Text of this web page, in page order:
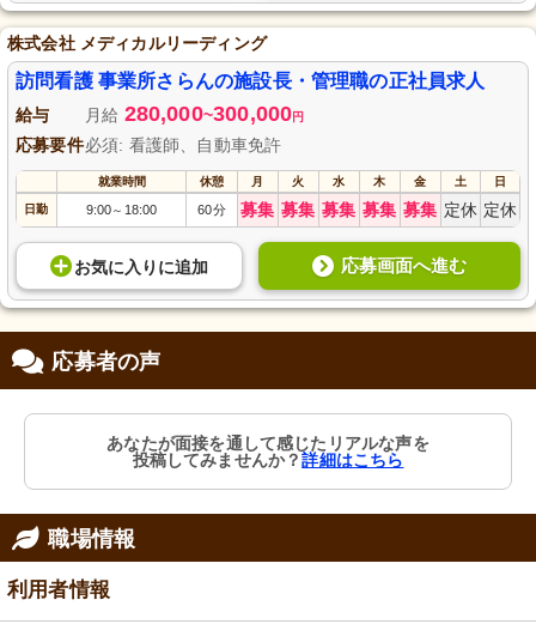
株式会社 メディカルリーディング
訪問看護 事業所さらんの施設長・管理職の正社員求人
給与 月給 280,000~300,000円
応募要件必須: 看護師、自動車免許
就業時間 休憩 月 火 水 木 金 土 日
日勤 9:00～ 18:00 60分 募集 募集 募集 募集 募集 定休 定休
お気に入り に追加 応募画面へ進む
応募者の声
あなたが面接を通して感じたリアルな声を
投稿してみませんか？詳細はこちら
職場情報
利用者情報